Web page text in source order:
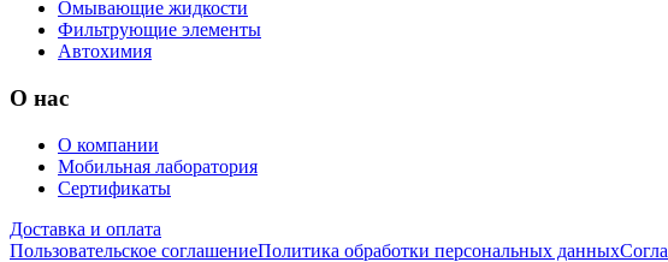
Омывающие жидкости
Фильтрующие элементы
Автохимия
О нас
О компании
Мобильная лаборатория
Сертификаты
Доставка и оплата
Пользовательское соглашениеПолитика обработки персональных данных